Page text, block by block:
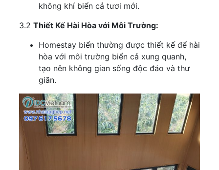
không khí biển cả tươi mới.
3.2 Thiết Kế Hài Hòa với Môi Trường:
Homestay biển thường được thiết kế để hài
hòa với môi trường biển cả xung quanh,
tạo nên không gian sống độc đáo và thư
giãn.